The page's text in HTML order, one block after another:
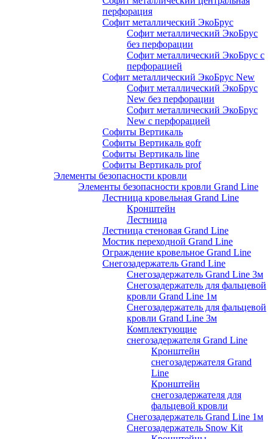
перфорация
Софит металлический ЭкоБрус
Софит металлический ЭкоБрус
без перфорации
Софит металлический ЭкоБрус с
перфорацией
Софит металлический ЭкоБрус New
Софит металлический ЭкоБрус
New без перфорации
Софит металлический ЭкоБрус
New с перфорацией
Софиты Вертикаль
Софиты Вертикаль gofr
Софиты Вертикаль line
Софиты Вертикаль prof
Элементы безопасности кровли
Элементы безопасности кровли Grand Line
Лестница кровельная Grand Line
Кронштейн
Лестница
Лестница стеновая Grand Line
Мостик переходной Grand Line
Ограждение кровельное Grand Line
Снегозадержатель Grand Line
Снегозадержатель Grand Line 3м
Снегозадержатель для фальцевой
кровли Grand Line 1м
Снегозадержатель для фальцевой
кровли Grand Line 3м
Комплектующие
снегозадержателя Grand Line
Кронштейн
снегозадержателя Grand
Line
Кронштейн
снегозадержателя для
фальцевой кровли
Снегозадержатель Grand Line 1м
Снегозадержатель Snow Kit